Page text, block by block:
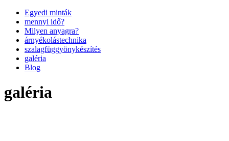
Egyedi minták
mennyi idő?
Milyen anyagra?
árnyékolástechnika
szalagfüggyönykészítés
galéria
Blog
galéria